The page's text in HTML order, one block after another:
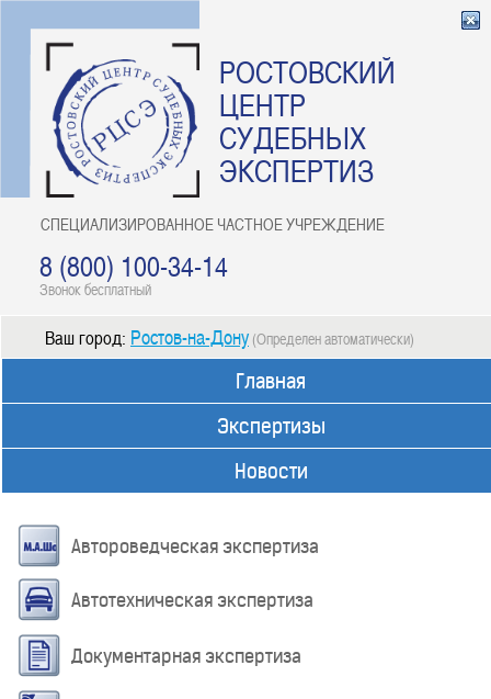
РОСТОВСКИЙ
ЦЕНТР
СУДЕБНЫХ
ЭКСПЕРТИЗ
СПЕЦИАЛИЗИРОВАННОЕ ЧАСТНОЕ УЧРЕЖДЕНИЕ
8 (800) 100-34-14
Звонок бесплатный
Ваш город: Ростов-на-Дону (Определен автоматически)
Главная
Экспертизы
Новости
Автороведческая экспертиза
Автотехническая экспертиза
Документарная экспертиза